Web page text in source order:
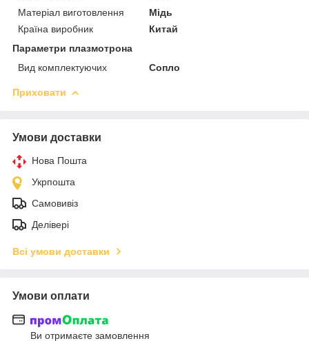
Матеріал виготовлення
Мідь
Країна виробник
Китай
Параметри плазмотрона
Вид комплектуючих
Сопло
Приховати
Умови доставки
Нова Пошта
Укрпошта
Самовивіз
Делівері
Всі умови доставки
Умови оплати
Ви отримаєте замовлення